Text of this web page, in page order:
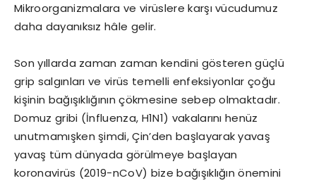
Mikroorganizmalara ve virüslere karşı vücudumuz
daha dayanıksız hâle gelir.
Son yıllarda zaman zaman kendini gösteren güçlü
grip salgınları ve virüs temelli enfeksiyonlar çoğu
kişinin bağışıklığının çökmesine sebep olmaktadır.
Domuz gribi (İnfluenza, H1N1) vakalarını henüz
unutmamışken şimdi, Çin’den başlayarak yavaş
yavaş tüm dünyada görülmeye başlayan
koronavirüs (2019-nCoV) bize bağışıklığın önemini